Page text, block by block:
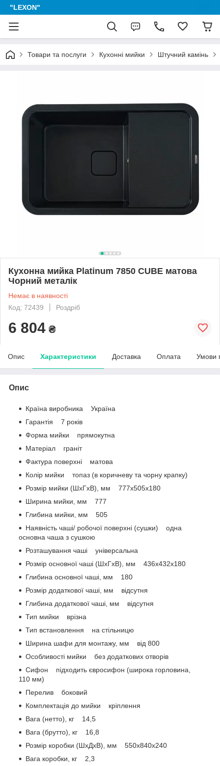
"LEXON"
Товари та послуги Кухонні мийки Штучний камінь
Кухонна мийка Platinum 7850 CUBE матова
Чорний металік
Немає в наявності
Код: 72439
Роздріб
6 804 ₴
Опис Характеристики Доставка Оплата Умови
Опис
Країна виробника Україна
Гарантія 7 років
Форма мийки прямокутна
Матеріал граніт
Фактура поверхні матова
Колір мийки топаз (в коричневу та чорну крапку)
Розмір мийки (ШхГхВ), мм 777x505x180
Ширина мийки, мм 777
Глибина мийки, мм 505
Наявність чаші/ робочої поверхні (сушки) одна
основна чаша з сушкою
Розташування чаші універсальна
Розмір основної чаші (ШхГхВ), мм 436x432x180
Глибина основної чаші, мм 180
Розмір додаткової чаші, мм відсутня
Глибина додаткової чаші, мм відсутня
Тип мийки врізна
Тип встановлення на стільницю
Ширина шафи для монтажу, мм від 800
Особливості мийки без додаткових отворів
Сифон підходить євросифон (широка горловина,
110 мм)
Перелив боковий
Комплектація до мийки кріплення
Вага (нетто), кг 14,5
Вага (брутто), кг 16,8
Розмір коробки (ШхДхВ), мм 550х840х240
Вага коробки, кг 2,3